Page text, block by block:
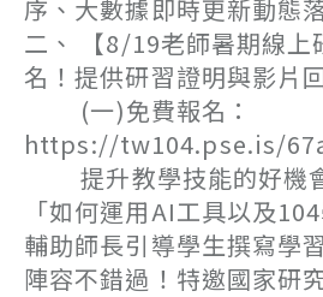
序、大數據即時更新動態
二、 【8/19老師暑期線上
名！提供研習證明與影片
(一)免費報名：
https://tw104.pse.is/
提升教學技能的好機會
「如何運用AI工具以及
輔助師長引導學生撰寫學
陣容不錯過！特邀國家研